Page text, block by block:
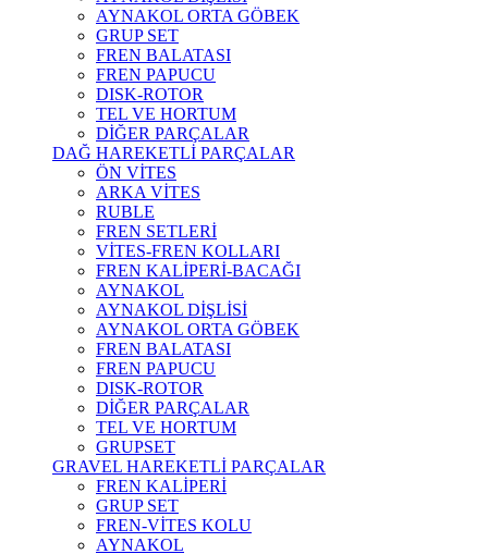
AYNAKOL ORTA GÖBEK
GRUP SET
FREN BALATASI
FREN PAPUCU
DISK-ROTOR
TEL VE HORTUM
DİĞER PARÇALAR
DAĞ HAREKETLİ PARÇALAR
ÖN VİTES
ARKA VİTES
RUBLE
FREN SETLERİ
VİTES-FREN KOLLARI
FREN KALİPERİ-BACAĞI
AYNAKOL
AYNAKOL DİŞLİSİ
AYNAKOL ORTA GÖBEK
FREN BALATASI
FREN PAPUCU
DISK-ROTOR
DİĞER PARÇALAR
TEL VE HORTUM
GRUPSET
GRAVEL HAREKETLİ PARÇALAR
FREN KALİPERİ
GRUP SET
FREN-VİTES KOLU
AYNAKOL